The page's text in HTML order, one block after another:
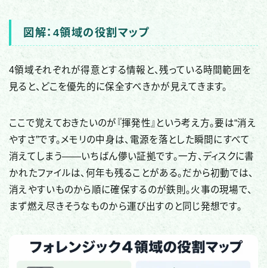
図解：4領域の役割マップ
4領域それぞれが得意とする情報と、残っている時間範囲を
見ると、どこを優先的に保全すべきかが見えてきます。
ここで覚えておきたいのが『揮発性』という考え方。要は“消え
やすさ”です。メモリの中身は、電源を落とした瞬間にすべて
消えてしまう——いちばん儚い証拠です。一方、ディスクに書
かれたファイルは、何年も残ることがある。だから初動では、
消えやすいものから順に確保するのが鉄則。火事の現場で、
まず燃え尽きそうなものから運び出すのと同じ発想です。